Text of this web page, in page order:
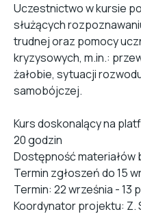
Uczestnictwo w kursie
służących
trudnej oraz pomocy
kryzysowych, m.in.:
żałobie, sytuacji
samobójczej.
Kurs doskonalący na
20 godzin
Dostępność
Termin zgłoszeń do 15
Termin: 22 września - 13
Koordynator projektu: Z.